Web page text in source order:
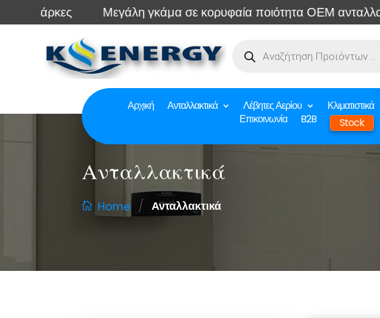
Μεγάλη γκάμα σε κορυφαία ποιότητα ΟΕΜ ανταλλακτικών
Αρχική Ανταλλακτικά Λέβητες Αερίου Κλιματιστικά
Επικοινωνία
B2B Stock
Ανταλλακτικά
Home / Ανταλλακτικά